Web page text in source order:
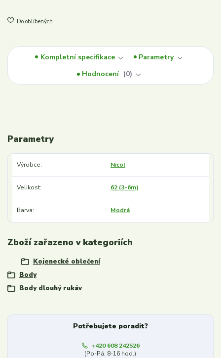
Do oblíbených
Kompletní specifikace
Parametry
Hodnocení
0
Parametry
Výrobce Nicol
Velikost 62 (3-6m)
Barva Modrá
Zboží zařazeno v kategoriích
Kojenecké oblečení
Body
Body dlouhý rukáv
Potřebujete poradit?
+420 608 242526
(Po-Pá, 8-16 hod.)